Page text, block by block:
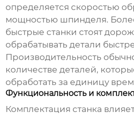
определяется скоростью
мощностью шпинделя.
быстрые станки стоят
обрабатывать детали
Производительность
количестве деталей,
обработать за единицу
Функциональность и
Комплектация станка